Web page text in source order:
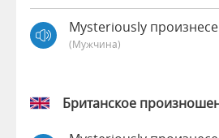
Mysteriously
(мужчина)
Британское